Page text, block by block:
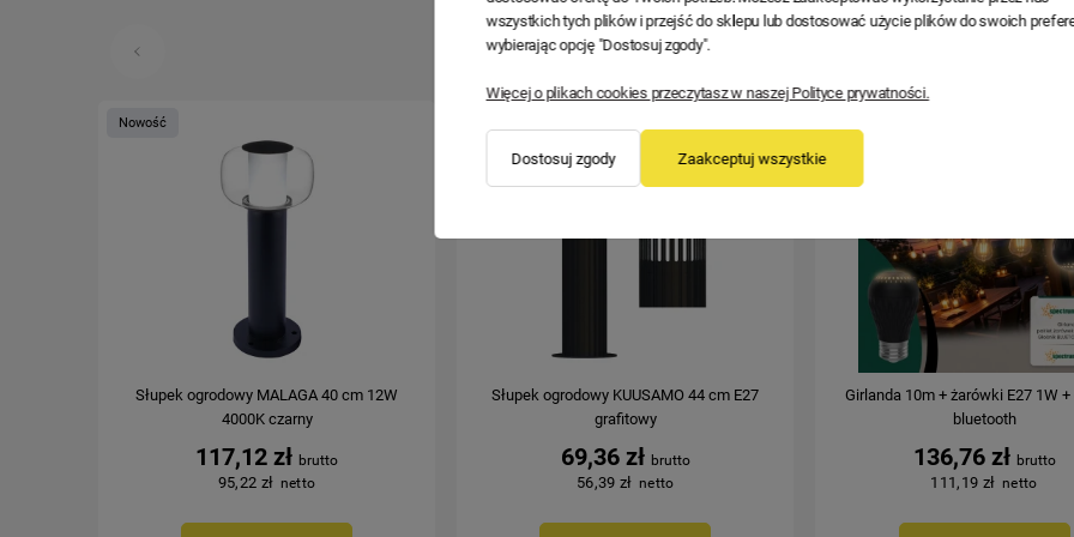
Nowość
Słupek ogrodowy MALAGA 40 cm 12W
4000K czarny
117,12 zł
95,22 zł
Słupek ogrodowy KUUSAMO 44 cm E27
grafitowy
69,36 zł
56,39 zł
Girlanda 10m + żarówki E27 1W +
bluetooth
136,76 zł
111,19 zł
wszystkich tych plików i przejść do sklepu lub dostosować użycie plików do swoich
wybierając opcję "Dostosuj zgody".
Więcej o plikach cookies przeczytasz w naszej Polityce prywatności.
Dostosuj zgody Zaakceptuj wszystkie